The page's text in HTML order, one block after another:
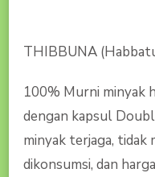
THIBBUNA
100% Murni minyak
dengan kapsul
minyak terjaga, tidak
dikonsumsi, dan